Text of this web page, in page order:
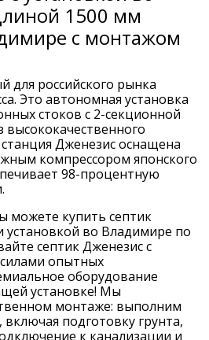
1500 мм
с монтажом
для российского рынка
Это автономная установка
стоков с 2-секционной
высококачественного
Дженезис оснащена
компрессором японского
98-процентную
можете купить септик
установкой во Владимире по
септик Дженезис с
опытных
оборудование
установке! Мы
монтаже: выполним
включая подготовку грунта,
к канализации и